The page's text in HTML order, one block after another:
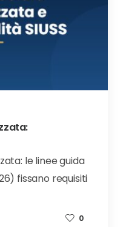
le linee guida
fissano requisiti
0